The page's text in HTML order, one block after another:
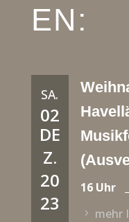
EN:
SA.
02
DE
Z.
20
23
16 Uhr
mehr